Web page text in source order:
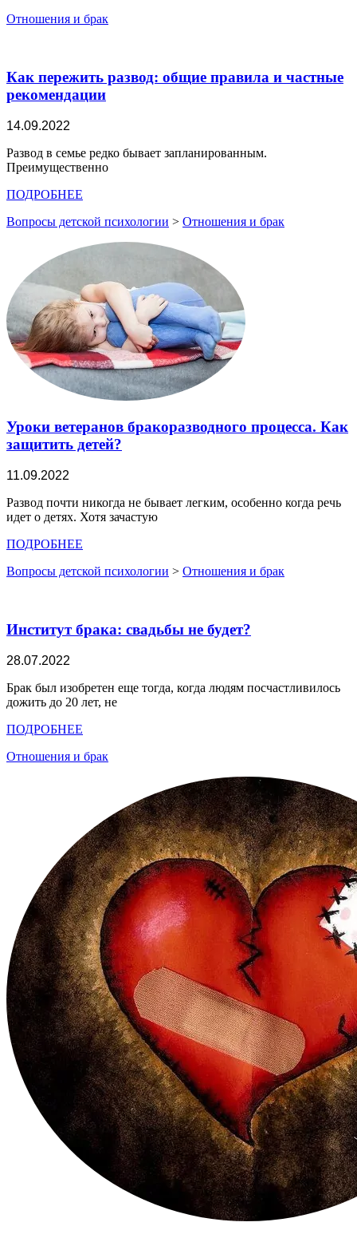
Отношения и брак
Как пережить развод: общие правила и частные
рекомендации
14.09.2022
Развод в семье редко бывает запланированным.
Преимущественно
ПОДРОБНЕЕ
Вопросы детской психологии > Отношения и брак
Уроки ветеранов бракоразводного процесса. Как
защитить детей?
11.09.2022
Развод почти никогда не бывает легким, особенно когда речь
идет о детях. Хотя зачастую
ПОДРОБНЕЕ
Вопросы детской психологии > Отношения и брак
Институт брака: свадьбы не будет?
28.07.2022
Брак был изобретен еще тогда, когда людям посчастливилось
дожить до 20 лет, не
ПОДРОБНЕЕ
Отношения и брак